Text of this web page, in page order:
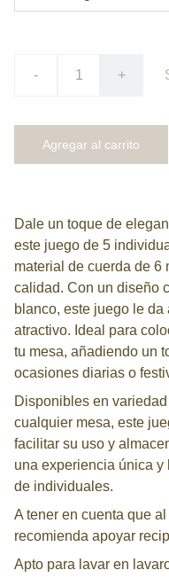
- +
Agregar al carrito
Dale un toque de
este juego de 5
material de cuerda de 6
calidad. Con un diseño
blanco, este juego le
atractivo. Ideal para
tu mesa, añadiendo un
ocasiones diarias o
Disponibles en
cualquier mesa, este
facilitar su uso y
una experiencia única y
de individuales.
A tener en cuenta que
recomienda apoyar
Apto para lavar en